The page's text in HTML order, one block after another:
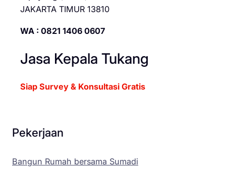
JAKARTA TIMUR 13810
WA : 0821 1406 0607
Jasa Kepala Tukang
Siap Survey & Konsultasi Gratis
Pekerjaan
Bangun Rumah bersama Sumadi